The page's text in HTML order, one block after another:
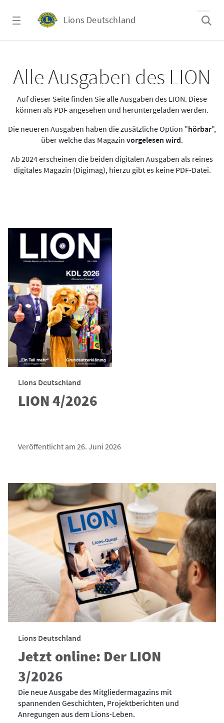
Lions Deutschland
Alle Ausgaben des LION
Auf dieser Seite finden Sie alle Ausgaben des LION. Diese
können als PDF angesehen und heruntergeladen werden.
Die neueren Ausgaben haben die zusätzliche Option "hörbar",
über welche das Magazin vorgelesen wird.
Ab 2024 erscheinen die beiden digitalen Ausgaben als reines
digitales Magazin (Digimag), hierzu gibt es keine PDF-Datei.
Lions Deutschland
LION 4/2026
Veröffentlicht am 26. Juni 2026
Lions Deutschland
Jetzt online: Der LION
3/2026
Die neue Ausgabe des Mitgliedermagazins mit
spannenden Geschichten, Projektberichten und
Anregungen aus dem Lions-Leben.